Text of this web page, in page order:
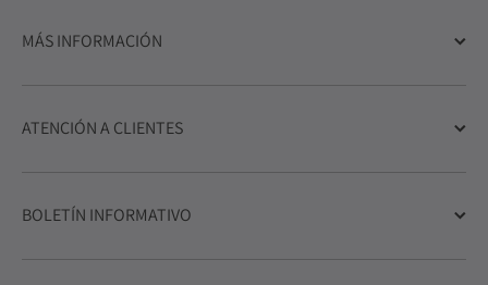
MÁS INFORMACIÓN
ATENCIÓN A CLIENTES
BOLETÍN INFORMATIVO